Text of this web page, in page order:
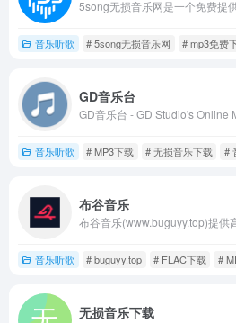
音乐听歌 # 5song无损音乐网 # mp3免费
GD音乐台
GD音乐台 - GD Studio's Online
音乐听歌 # MP3下载 # 无损音乐下载 #
布谷音乐
音乐听歌 # buguyy.top # FLAC下载 #
无损音乐下载